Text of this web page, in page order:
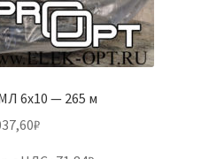
6х10 — 265 м
₽